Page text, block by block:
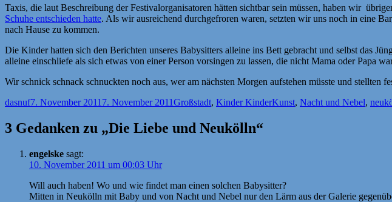
Taxis, die laut Beschreibung der Festivalorganisatoren hätten sichtbar sein müssen, haben wir
Schuhe entschieden hatte. Als wir ausreichend durchgefroren waren, setzten wir uns noch in eine
nach Hause zu kommen.
Die Kinder hatten sich den Berichten unseres Babysitters alleine ins Bett gebracht und selbst das
alleine einschliefe als sich etwas von einer Person vorsingen zu lassen, die nicht Mama oder Papa
Wir schnick schnack schnuckten noch aus, wer am nächsten Morgen aufstehen müsste und stellten
Autor
dasnufVeröffentlicht
7. November 2011 7. November 2011Kategorien
Großstadt, Kinder KinderSchlagwörter
Kunst, Nacht und Nebel,
3 Gedanken zu „Die Liebe und Neukölln“
engelske sagt:
10. November 2011 um 00:03 Uhr
Will auch haben! Wo und wie findet man einen solchen Babysitter?
Mitten in Neukölln mit Baby und von Nacht und Nebel nur den Lärm aus der Galerie